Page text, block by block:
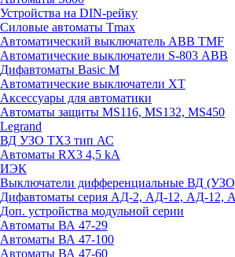
Устройства на DIN-рейку
Силовые автоматы Tmax
Автоматический выключатель ABB TMF
Автоматические выключатели S-803 АВВ
Дифавтоматы Basic M
Автоматические выключатели XT
Аксессуары для автоматики
Автоматы защиты MS116, MS132, MS450
Legrand
ВД УЗО TX3 тип АС
Автоматы RX3 4,5 kA
ИЭК
Выключатели дифференциальные ВД
Дифавтоматы серия АД-2, АД-12, АД-12,
Доп. устройства модульной серии
Автоматы ВА 47-29
Автоматы ВА 47-100
Автоматы ВА 47-60